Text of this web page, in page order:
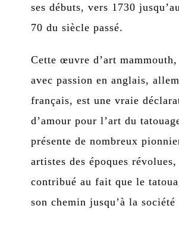
ses débuts, vers 1730
70 du siècle passé.
Cette œuvre d’art
avec passion en anglais,
français, est une vraie
d’amour pour l’art du
présente de nombreux
artistes des époques
contribué au fait que le
son chemin jusqu’à la société